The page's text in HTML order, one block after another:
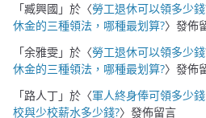
「臧興國 」於〈勞工退休可以領多少
休金的三種領法，哪種最划算?〉發佈
「余雅雯」於〈勞工退休可以領多少
休金的三種領法，哪種最划算?〉發佈
「路人丁」於〈軍人終身俸可領多少
校與少校薪水多少錢?〉發佈留言